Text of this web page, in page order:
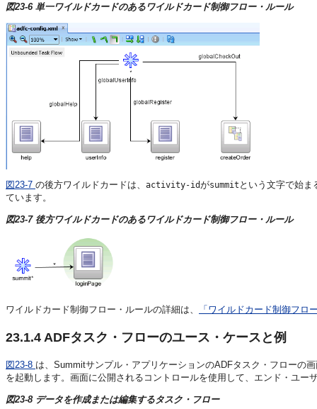
図23-6 単一ワイルドカードのあるワイルドカード制御フロー・ルール
図23-7 の後方ワイルドカードは、 activity-idがsummit という文字で始ま
ています。
図23-7 後方ワイルドカードのあるワイルドカード制御フロー・ルール
ワイルドカード制御フロー・ルールの詳細は、 「ワイルドカード制御フロ
23.1.4 ADFタスク・フローのユース・ケースと例
図23-8 は、Summitサンプル・アプリケーションのADFタスク・フローの
を起動します。画面に公開されるコントロールを使用して、エンド・ユ
図23-8 データを作成または編集するタスク・フロー